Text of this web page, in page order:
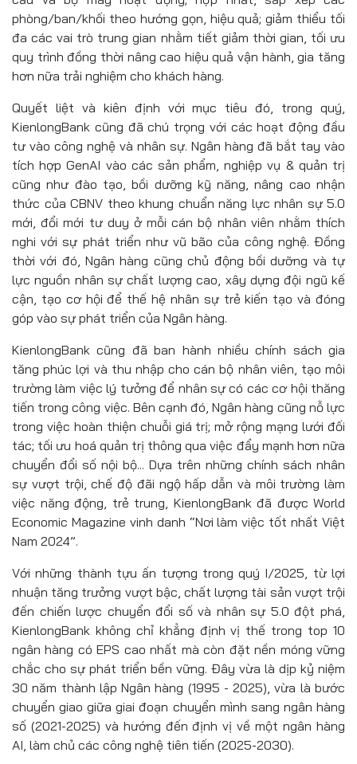
phòng/ban/khối theo hướng gọn, hiệu quả; giảm thiểu tối
đa các vai trò trung gian nhằm tiết giảm thời gian, tối ưu
quy trình đồng thời nâng cao hiệu quả vận hành, gia tăng
hơn nữa trải nghiệm cho khách hàng.
Quyết liệt và kiên định với mục tiêu đó, trong quý,
KienlongBank cũng đã chú trọng với các hoạt động đầu
tư vào công nghệ và nhân sự. Ngân hàng đã bắt tay vào
tích hợp GenAI vào các sản phẩm, nghiệp vụ & quản trị
cũng như đào tạo, bồi dưỡng kỹ năng, nâng cao nhận
thức của CBNV theo khung chuẩn năng lực nhân sự 5.0
mới, đổi mới tư duy ở mỗi cán bộ nhân viên nhằm thích
nghi với sự phát triển như vũ bão của công nghệ. Đồng
thời với đó, Ngân hàng cũng chủ động bồi dưỡng và tự
lực nguồn nhân sự chất lượng cao, xây dựng đội ngũ kế
cận, tạo cơ hội để thế hệ nhân sự trẻ kiến tạo và đóng
góp vào sự phát triển của Ngân hàng.
KienlongBank cũng đã ban hành nhiều chính sách gia
tăng phúc lợi và thu nhập cho cán bộ nhân viên, tạo môi
trường làm việc lý tưởng để nhân sự có các cơ hội thăng
tiến trong công việc. Bên cạnh đó, Ngân hàng cũng nỗ lực
trong việc hoàn thiện chuỗi giá trị; mở rộng mạng lưới đối
tác; tối ưu hoá quản trị thông qua việc đẩy mạnh hơn nữa
chuyển đổi số nội bộ... Dựa trên những chính sách nhân
sự vượt trội, chế độ đãi ngộ hấp dẫn và môi trường làm
việc năng động, trẻ trung, KienlongBank đã được World
Economic Magazine vinh danh “Nơi làm việc tốt nhất Việt
Nam 2024”.
Với những thành tựu ấn tượng trong quý I/2025, từ lợi
nhuận tăng trưởng vượt bậc, chất lượng tài sản vượt trội
đến chiến lược chuyển đổi số và nhân sự 5.0 đột phá,
KienlongBank không chỉ khẳng định vị thế trong top 10
ngân hàng có EPS cao nhất mà còn đặt nền móng vững
chắc cho sự phát triển bền vững. Đây vừa là dịp kỷ niệm
30 năm thành lập Ngân hàng (1995 - 2025), vừa là bước
chuyển giao giữa giai đoạn chuyển mình sang ngân hàng
số (2021-2025) và hướng đến định vị về một ngân hàng
AI, làm chủ các công nghệ tiên tiến (2025-2030).